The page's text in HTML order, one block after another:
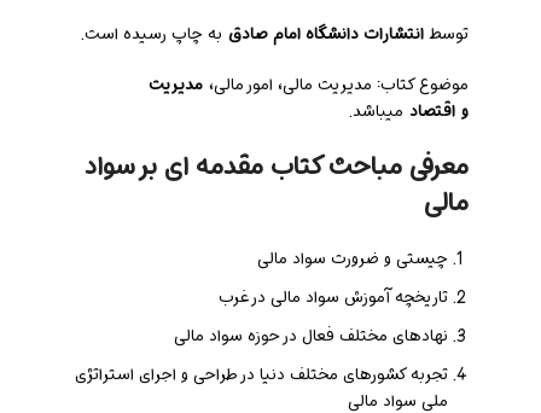
توسطانتشارات دانشگاه امام صادق به چاپ رسیده است.
موضوع کتاب: مدیریت مالی، امور مالی، مدیریت
و اقتصاد میباشد.
معرفی مباحث کتاب مقدمه ای بر سواد
مالی
چیستی و ضرورت سواد مالی
تاریخچه آموزش سواد مالی در غرب
نهادهای مختلف فعال در حوزه سواد مالی
تجربه کشورهای مختلف دنیا در طراحی و اجرای استراتژی
ملی سواد مالی